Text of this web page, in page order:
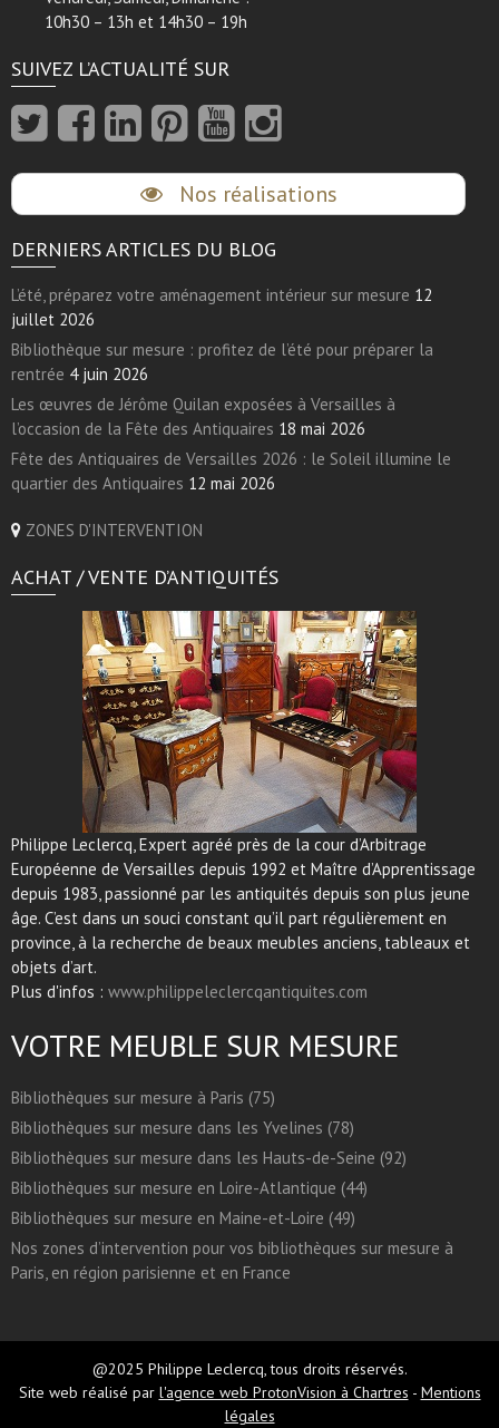
10h30 – 13h et 14h30 – 19h
SUIVEZ L’ACTUALITÉ SUR
Nos réalisations
DERNIERS ARTICLES DU BLOG
L’été, préparez votre aménagement intérieur sur mesure 12
juillet 2026
Bibliothèque sur mesure : profitez de l’été pour préparer la
rentrée 4 juin 2026
Les œuvres de Jérôme Quilan exposées à Versailles à
l’occasion de la Fête des Antiquaires 18 mai 2026
Fête des Antiquaires de Versailles 2026 : le Soleil illumine le
quartier des Antiquaires 12 mai 2026
ZONES D'INTERVENTION
ACHAT / VENTE D’ANTIQUITÉS
Philippe Leclercq, Expert agréé près de la cour d’Arbitrage
Européenne de Versailles depuis 1992 et Maître d’Apprentissage
depuis 1983, passionné par les antiquités depuis son plus jeune
âge. C’est dans un souci constant qu’il part régulièrement en
province, à la recherche de beaux meubles anciens, tableaux et
objets d’art.
Plus d'infos : www.philippeleclercqantiquites.com
VOTRE MEUBLE SUR MESURE
Bibliothèques sur mesure à Paris (75)
Bibliothèques sur mesure dans les Yvelines (78)
Bibliothèques sur mesure dans les Hauts-de-Seine (92)
Bibliothèques sur mesure en Loire-Atlantique (44)
Bibliothèques sur mesure en Maine-et-Loire (49)
Nos zones d’intervention pour vos bibliothèques sur mesure à
Paris, en région parisienne et en France
@2025 Philippe Leclercq, tous droits réservés.
Site web réalisé par l'agence web ProtonVision à Chartres - Mentions
légales